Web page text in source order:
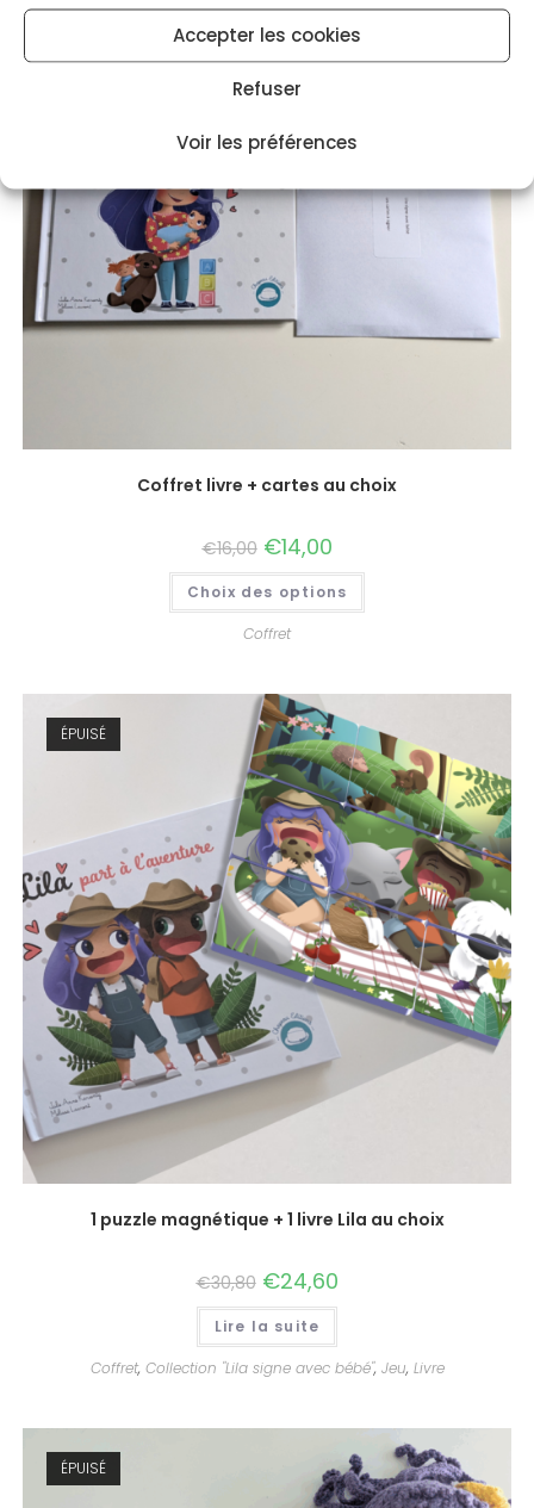
Accepter les cookies
Refuser
Voir les préférences
Coffret livre + cartes au choix
€16,00 €14,00
Choix des options
Coffret
ÉPUISÉ
1 puzzle magnétique + 1 livre Lila au choix
€30,80 €24,60
Lire la suite
Coffret, Collection "Lila signe avec bébé", Jeu, Livre
ÉPUISÉ